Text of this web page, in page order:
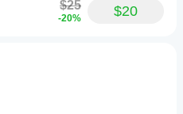
$25
-20% $20